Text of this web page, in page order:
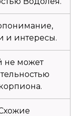
и интересы.
не может